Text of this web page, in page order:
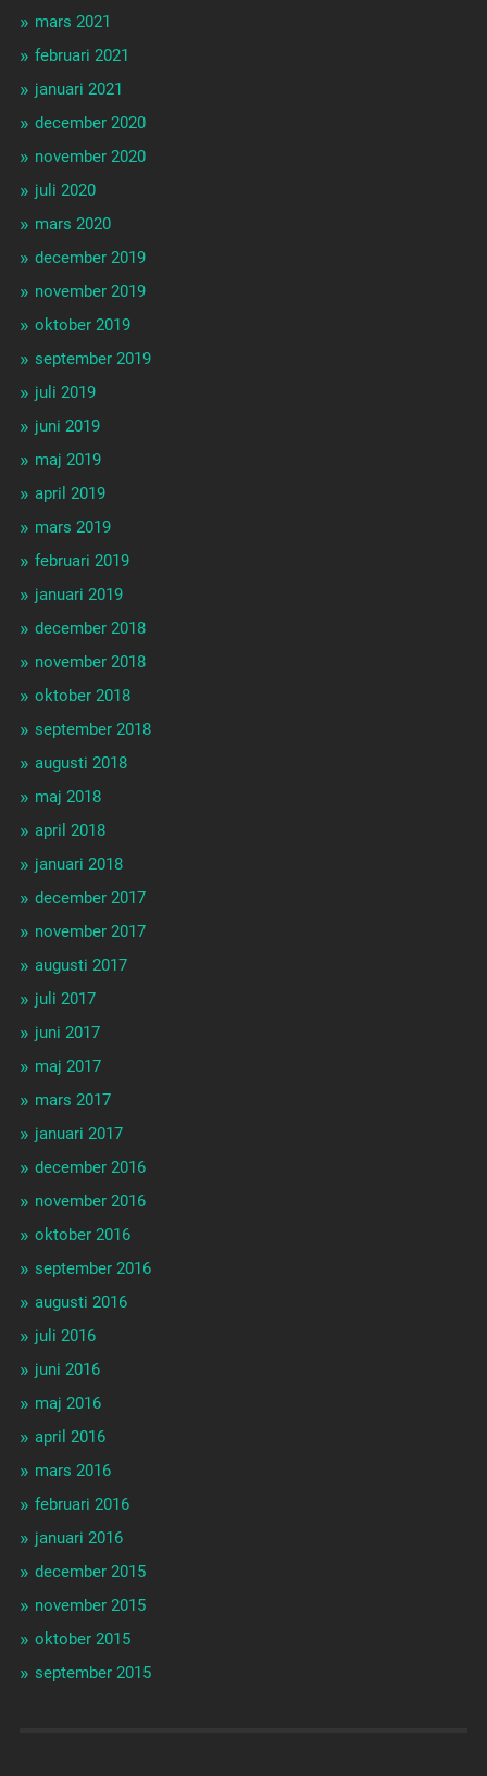
mars 2021
februari 2021
januari 2021
december 2020
november 2020
juli 2020
mars 2020
december 2019
november 2019
oktober 2019
september 2019
juli 2019
juni 2019
maj 2019
april 2019
mars 2019
februari 2019
januari 2019
december 2018
november 2018
oktober 2018
september 2018
augusti 2018
maj 2018
april 2018
januari 2018
december 2017
november 2017
augusti 2017
juli 2017
juni 2017
maj 2017
mars 2017
januari 2017
december 2016
november 2016
oktober 2016
september 2016
augusti 2016
juli 2016
juni 2016
maj 2016
april 2016
mars 2016
februari 2016
januari 2016
december 2015
november 2015
oktober 2015
september 2015